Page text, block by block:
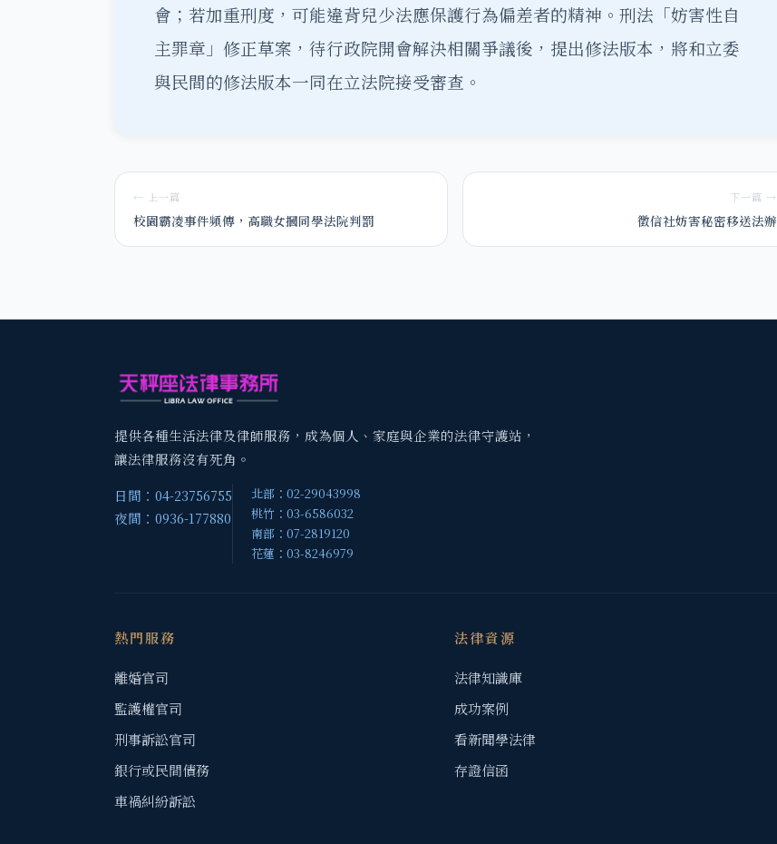
會；若加重刑度，可能違背兒少法應保護行為偏差者的精神。刑法「妨害性自
主罪章」修正草案，待行政院開會解決相關爭議後，提出修法版本，將和立委
與民間的修法版本一同在立法院接受審查。
← 上一篇
校園霸凌事件頻傳，高職女摑同學法院判罰
下一篇 →
徵信社妨害秘密移送法辦
提供各種生活法律及律師服務，成為個人、家庭與企業的法律守護站，
讓法律服務沒有死角。
日間：04-23756755
夜間：0936-177880
北部：02-29043998
桃竹：03-6586032
南部：07-2819120
花蓮：03-8246979
熱門服務
離婚官司
監護權官司
刑事訴訟官司
銀行或民間債務
車禍糾紛訴訟
法律資源
法律知識庫
成功案例
看新聞學法律
存證信函